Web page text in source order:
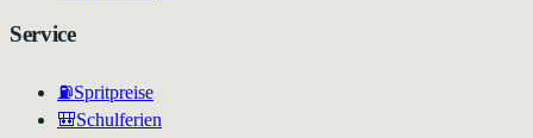
Service
⛽Spritpreise
🎒Schulferien